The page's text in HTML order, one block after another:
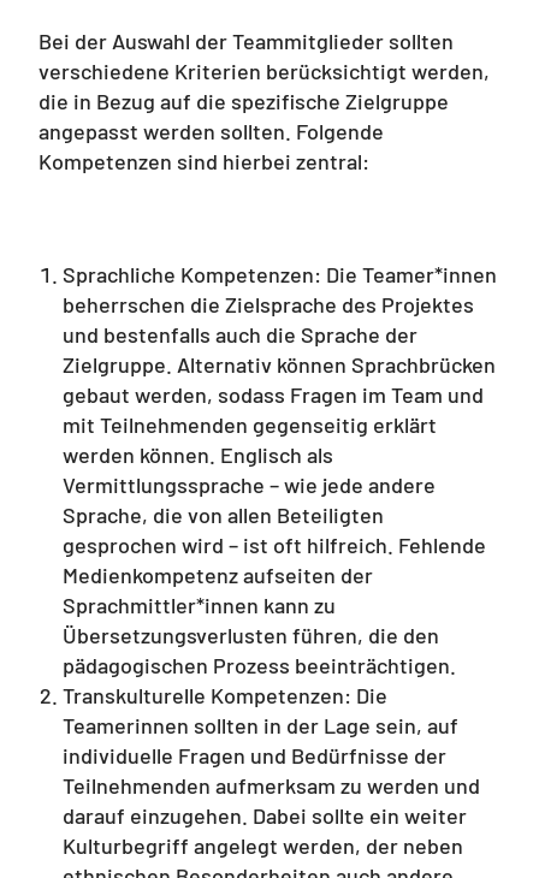
Bei der Auswahl der Teammitglieder sollten
verschiedene Kriterien berücksichtigt werden,
die in Bezug auf die spezifische Zielgruppe
angepasst werden sollten. Folgende
Kompetenzen sind hierbei zentral:
Sprachliche Kompetenzen: Die Teamer*innen
beherrschen die Zielsprache des Projektes
und bestenfalls auch die Sprache der
Zielgruppe. Alternativ können Sprachbrücken
gebaut werden, sodass Fragen im Team und
mit Teilnehmenden gegenseitig erklärt
werden können. Englisch als
Vermittlungssprache – wie jede andere
Sprache, die von allen Beteiligten
gesprochen wird – ist oft hilfreich. Fehlende
Medienkompetenz aufseiten der
Sprachmittler*innen kann zu
Übersetzungsverlusten führen, die den
pädagogischen Prozess beeinträchtigen.
Transkulturelle Kompetenzen: Die
Teamerinnen sollten in der Lage sein, auf
individuelle Fragen und Bedürfnisse der
Teilnehmenden aufmerksam zu werden und
darauf einzugehen. Dabei sollte ein weiter
Kulturbegriff angelegt werden, der neben